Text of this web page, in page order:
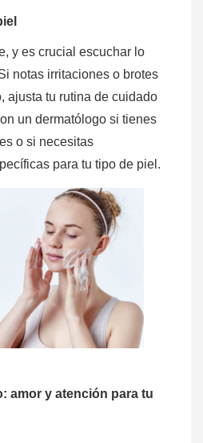
y es crucial escuchar lo
notas irritaciones o brotes
ajusta tu rutina de cuidado
un dermatólogo si tienes
o si necesitas
para tu tipo de piel.
amor y atención para tu